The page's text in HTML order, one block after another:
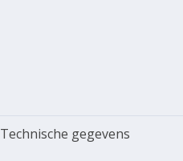
Technische gegevens